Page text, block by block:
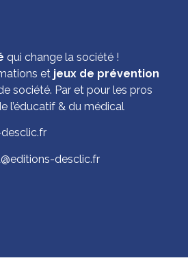
qui change la société !
et jeux de prévention
société. Par et pour les pros
l’éducatif & du médical
desclic.fr